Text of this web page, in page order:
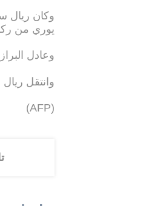
وكان ريال
يوري من ركلة
وعادل
وانتقل ريال
(AFP)